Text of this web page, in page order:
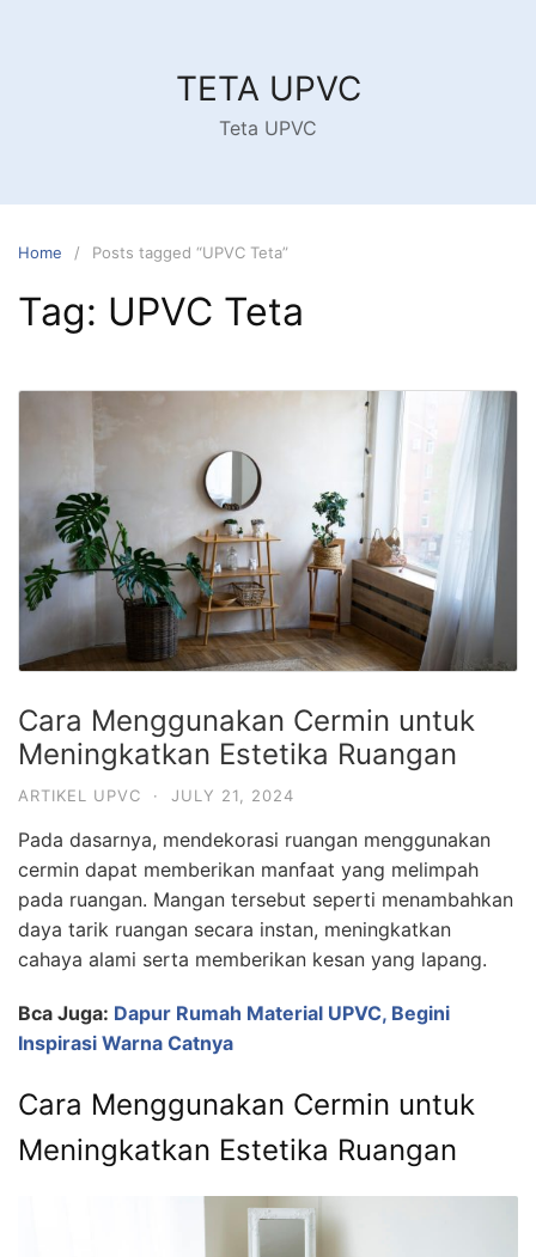
TETA UPVC
Teta UPVC
Home Posts tagged “UPVC Teta”
Tag: UPVC Teta
Cara Menggunakan Cermin untuk
Meningkatkan Estetika Ruangan
ARTIKEL UPVC · JULY 21, 2024
Pada dasarnya, mendekorasi ruangan menggunakan
cermin dapat memberikan manfaat yang melimpah
pada ruangan. Mangan tersebut seperti menambahkan
daya tarik ruangan secara instan, meningkatkan
cahaya alami serta memberikan kesan yang lapang.
Bca Juga: Dapur Rumah Material UPVC, Begini
Inspirasi Warna Catnya
Cara Menggunakan Cermin untuk
Meningkatkan Estetika Ruangan